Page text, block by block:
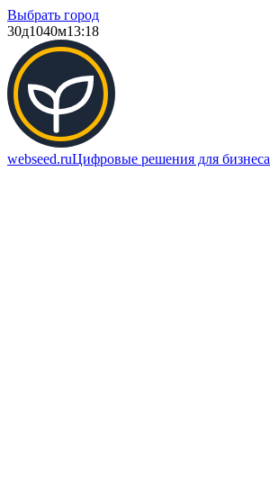
Выбрать город
30д1040м13:18
webseed.ruЦифровые решения для бизнеса